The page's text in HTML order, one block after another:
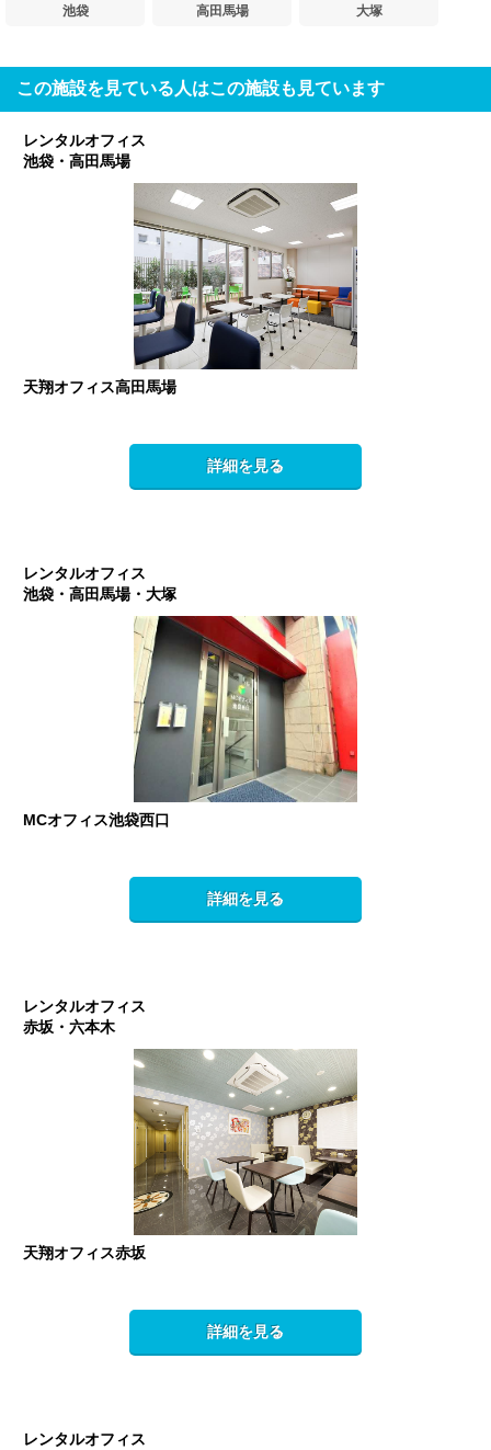
池袋 高田馬場 大塚
この施設を見ている人はこの施設も見ています
レンタルオフィス
池袋・高田馬場
天翔オフィス高田馬場
詳細を見る
レンタルオフィス
池袋・高田馬場・大塚
MCオフィス池袋西口
詳細を見る
レンタルオフィス
赤坂・六本木
天翔オフィス赤坂
詳細を見る
レンタルオフィス